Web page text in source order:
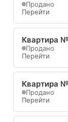
Продано
Перейти
Квартира
Продано
Перейти
Квартира
Продано
Перейти